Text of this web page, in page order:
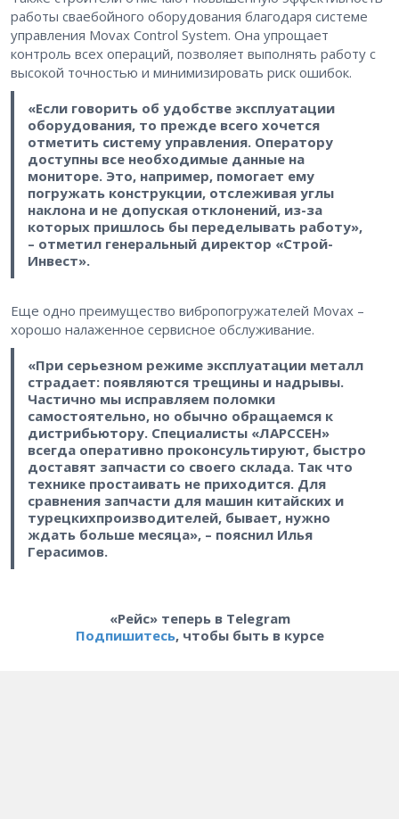
работы сваебойного оборудования благодаря системе
управления Movax Control System. Она упрощает
контроль всех операций, позволяет выполнять работу с
высокой точностью и минимизировать риск ошибок.
«Если говорить об удобстве эксплуатации
оборудования, то прежде всего хочется
отметить систему управления. Оператору
доступны все необходимые данные на
мониторе. Это, например, помогает ему
погружать конструкции, отслеживая углы
наклона и не допуская отклонений, из-за
которых пришлось бы переделывать работу»,
– отметил генеральный директор «Строй-
Инвест».
Еще одно преимущество вибропогружателей Movax –
хорошо налаженное сервисное обслуживание.
«При серьезном режиме эксплуатации металл
страдает: появляются трещины и надрывы.
Частично мы исправляем поломки
самостоятельно, но обычно обращаемся к
дистрибьютору. Специалисты «ЛАРССЕН»
всегда оперативно проконсультируют, быстро
доставят запчасти со своего склада. Так что
технике простаивать не приходится. Для
сравнения запчасти для машин китайских и
турецкихпроизводителей, бывает, нужно
ждать больше месяца», – пояснил Илья
Герасимов.
«Рейс» теперь в Telegram
Подпишитесь, чтобы быть в курсе